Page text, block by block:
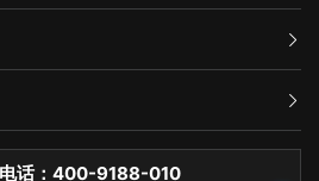
话：400-9188-010